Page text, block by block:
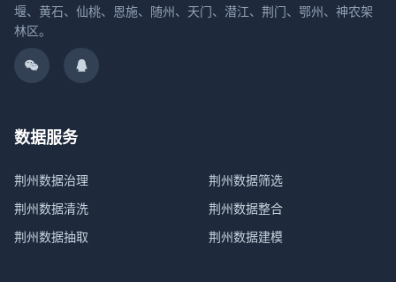
堰、黄石、仙桃、恩施、随州、天门、潜江、荆门、鄂州、神农架
林区。
数据服务
荆州数据治理
荆州数据筛选
荆州数据清洗
荆州数据整合
荆州数据抽取
荆州数据建模